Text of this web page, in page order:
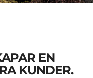
EN
KUNDER.